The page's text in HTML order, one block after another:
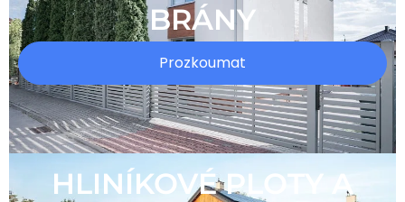
BRÁNY
Prozkoumat
HLINÍKOVÉ PLOTY A